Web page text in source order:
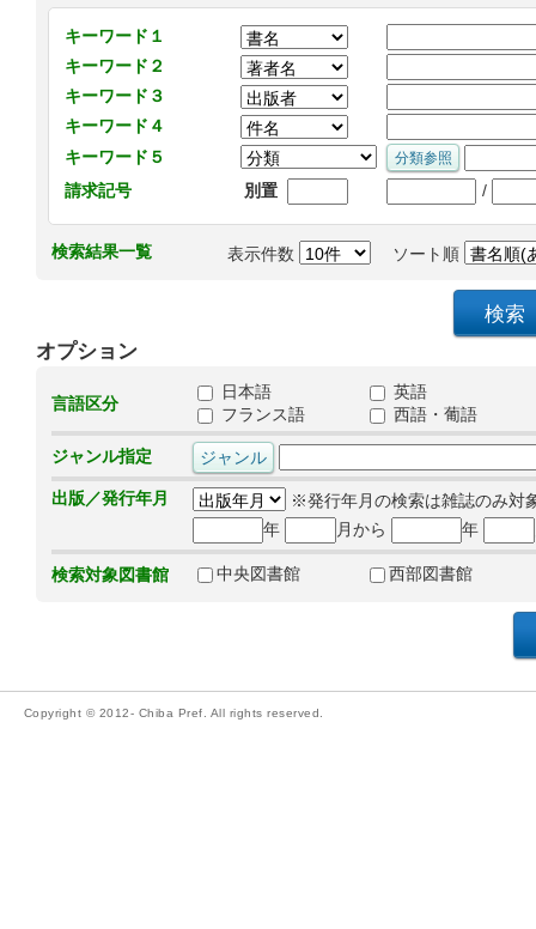
キーワード１
キーワード２
キーワード３
キーワード４
キーワード５
請求記号
別置 /
検索結果一覧 表示件数 ソート順
オプション
言語区分
日本語
英語
フランス語
西語・葡語
ジャンル指定
出版／発行年月
※発行年月の検索は雑誌のみ対
年
月から 年
検索対象図書館 中央図書館 西部図書館
Copyright © 2012- Chiba Pref. All rights reserved.